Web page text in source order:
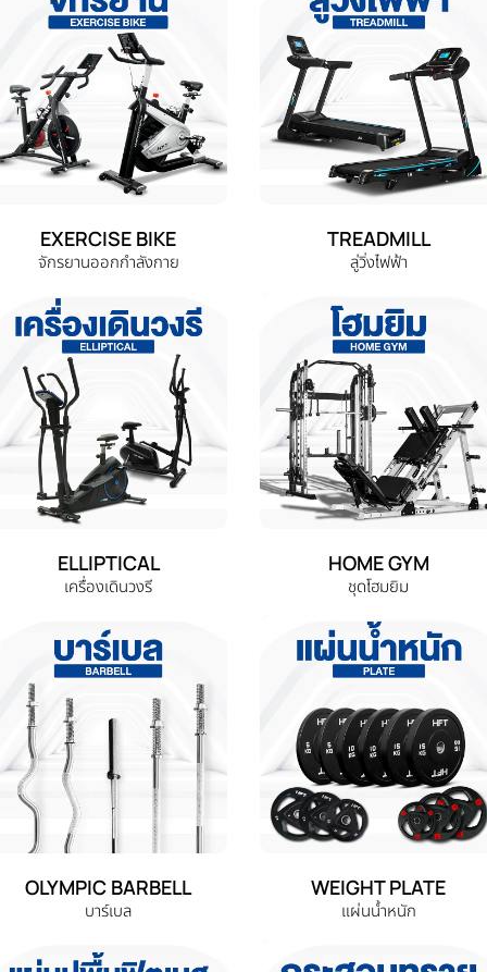
EXERCISE BIKE
จักรยานออกกำลังกาย
TREADMILL
ลู่วิ่งไฟฟ้า
ELLIPTICAL
เครื่องเดินวงรี
HOME GYM
ชุดโฮมยิม
OLYMPIC BARBELL
บาร์เบล
WEIGHT PLATE
แผ่นน้ำหนัก